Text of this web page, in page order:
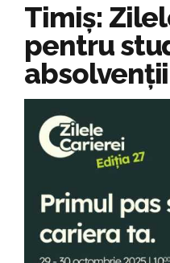
Timiș:
pentru
absolvenții